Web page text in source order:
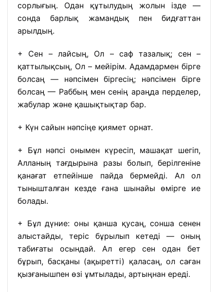
сорлығың. Одан құтылудың жолын ізде —
сонда барлық жамандық пен бидғаттан
арылдың.
+ Сен – лайсың, Ол – саф тазалық; сен –
қаттылықсың, Ол – мейірім. Адамдармен бірге
болсаң — нәпсімен біргесің; нәпсімен бірге
болсаң — Раббың мен сенің араңда перделер,
жабулар және қашықтықтар бар.
+ Күн сайын нәпсіңе қиямет орнат.
+ Бұл нәпсі онымен күресіп, машақат шегіп,
Алланың тағдырына разы болып, берілгеніне
қанағат етпейінше пайда бермейді. Ал ол
тынышталған кезде ғана шынайы өмірге ие
болады.
+ Бұл дүние: оны қанша қусаң, сонша сенен
алыстайды, теріс бұрылып кетеді — оның
табиғаты осындай. Ал егер сен одан бет
бұрып, басқаны (ақыретті) қаласаң, ол саған
қызғанышпен өзі ұмтылады, артыңнан ереді.